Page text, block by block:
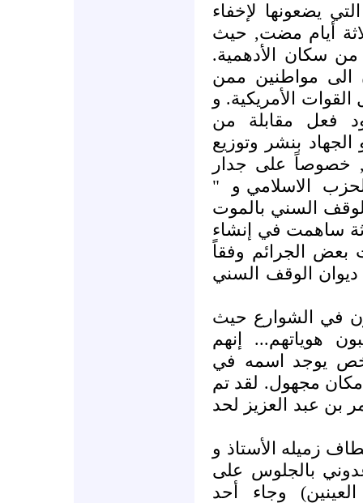
يضعونها لإخفاء
أيام مضت, حيث
150 مواطن من سكان الأدهمية.
الى مواطنين ممن
القوات الأمريكية. و
فعل مقابلة من
بنشر وتوزيع
خصوصاً على جدار
الاسلامي و
"
السني بالموت
ساهمت في إنشاء
الجرائم وفقاً
الوقف السني
في الشوارع حيث
هوياتهم... إنهم
يوجد اسمه في
مكان مجهول. لقد تم
عمر بن عبد العزيز لحد
زميله الأستاذ و
بالجلوس على
وجاء أحد